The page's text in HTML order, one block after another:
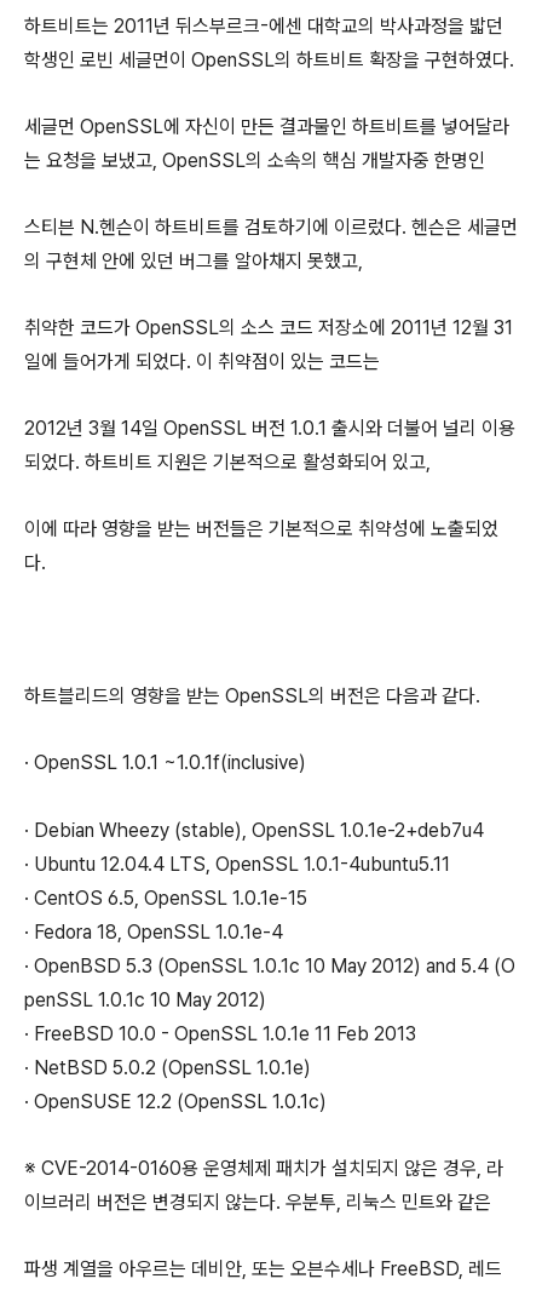
하트비트는 2011년 뒤스부르크-에센 대학교의 박사과정을 밟던
학생인 로빈 세글먼이 OpenSSL의 하트비트 확장을 구현하였다.
세글먼 OpenSSL에 자신이 만든 결과물인 하트비트를 넣어달라
는 요청을 보냈고, OpenSSL의 소속의 핵심 개발자중 한명인
스티븐 N.헨슨이 하트비트를 검토하기에 이르렀다. 헨슨은 세글먼
의 구현체 안에 있던 버그를 알아채지 못했고,
취약한 코드가 OpenSSL의 소스 코드 저장소에 2011년 12월 31
일에 들어가게 되었다. 이 취약점이 있는 코드는
2012년 3월 14일 OpenSSL 버전 1.0.1 출시와 더불어 널리 이용
되었다. 하트비트 지원은 기본적으로 활성화되어 있고,
이에 따라 영향을 받는 버전들은 기본적으로 취약성에 노출되었
다.
하트블리드의 영향을 받는 OpenSSL의 버전은 다음과 같다.
· OpenSSL 1.0.1 ~1.0.1f(inclusive)
· Debian Wheezy (stable), OpenSSL 1.0.1e-2+deb7u4
· Ubuntu 12.04.4 LTS, OpenSSL 1.0.1-4ubuntu5.11
· CentOS 6.5, OpenSSL 1.0.1e-15
· Fedora 18, OpenSSL 1.0.1e-4
· OpenBSD 5.3 (OpenSSL 1.0.1c 10 May 2012) and 5.4 (O
penSSL 1.0.1c 10 May 2012)
· FreeBSD 10.0 - OpenSSL 1.0.1e 11 Feb 2013
· NetBSD 5.0.2 (OpenSSL 1.0.1e)
· OpenSUSE 12.2 (OpenSSL 1.0.1c)
※ CVE-2014-0160용 운영체제 패치가 설치되지 않은 경우, 라
이브러리 버전은 변경되지 않는다. 우분투, 리눅스 민트와 같은
파생 계열을 아우르는 데비안, 또는 오븐수세나 FreeBSD, 레드